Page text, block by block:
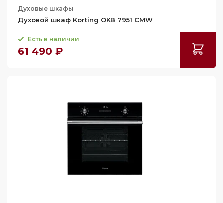
Духовые шкафы
Духовой шкаф Korting OKB 7951 CMW
Есть в наличии
61 490 ₽